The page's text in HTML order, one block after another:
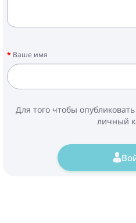
Ваше имя
Для того чтобы
личный